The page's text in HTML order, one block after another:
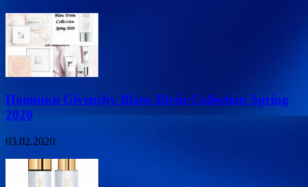
Новинки Givenchy Blanc Divin Collection Spring
2020
03.02.2020